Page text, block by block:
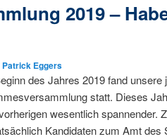
2019 –
Patrick Eggers
des Jahres 2019 fand unsere
statt. Dieses
wesentlich spannender.
Kandidaten zum Amt